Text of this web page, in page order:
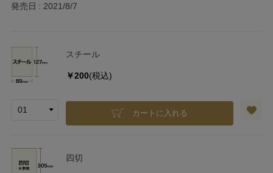
発売日 2021/8/7
スチール
￥200(税込)
カートに入れる
四切